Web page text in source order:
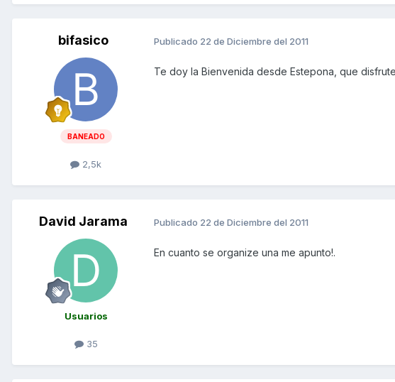
bifasico
BANEADO
2,5k
Publicado 22 de Diciembre del 2011
Te doy la Bienvenida desde Estepona, que
David Jarama
Usuarios
35
Publicado 22 de Diciembre del 2011
En cuanto se organize una me apunto!.